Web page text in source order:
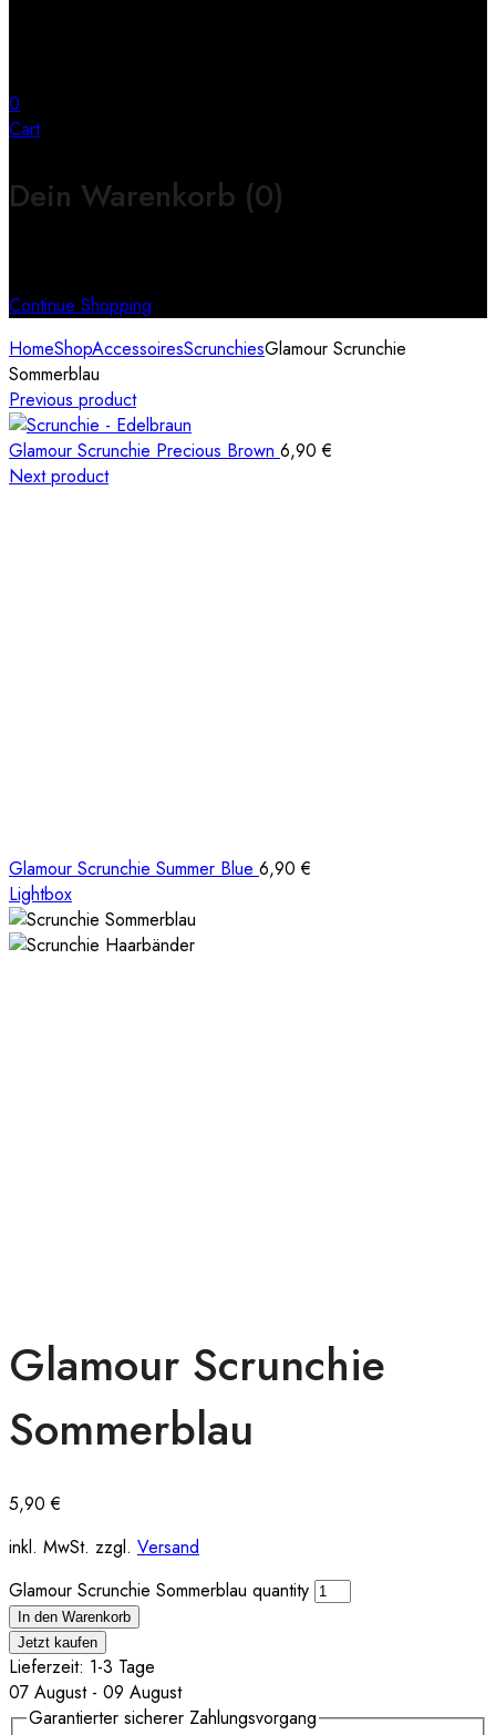
0
Cart
Dein Warenkorb (0)
Continue Shopping
HomeShopAccessoiresScrunchiesGlamour Scrunchie
Sommerblau
Previous product
Glamour Scrunchie Precious Brown 6,90€
Next product
Glamour Scrunchie Summer Blue 6,90€
Lightbox
Glamour Scrunchie
Sommerblau
5,90€
inkl. MwSt. zzgl. Versand
Glamour Scrunchie Sommerblau quantity
In den Warenkorb
Jetzt kaufen
Lieferzeit: 1-3 Tage
07 August - 09 August
Garantierter sicherer Zahlungsvorgang